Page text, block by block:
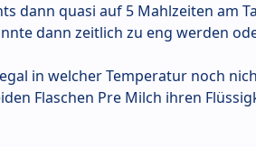
dann quasi auf 5 Mahlzeiten am
dann zeitlich zu eng werden
in welcher Temperatur noch
Flaschen Pre Milch ihren